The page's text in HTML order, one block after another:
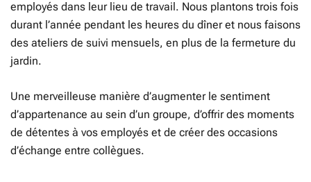
employés dans leur lieu de travail. Nous plantons trois fois
durant l’année pendant les heures du dîner et nous faisons
des ateliers de suivi mensuels, en plus de la fermeture du
jardin.
Une merveilleuse manière d’augmenter le sentiment
d’appartenance au sein d’un groupe, d’offrir des moments
de détentes à vos employés et de créer des occasions
d’échange entre collègues.